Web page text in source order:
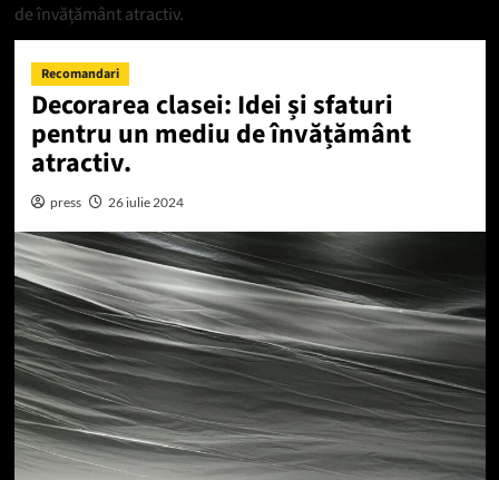
de învățământ atractiv.
Recomandari
Decorarea clasei: Idei și sfaturi
pentru un mediu de învățământ
atractiv.
press 26 iulie 2024